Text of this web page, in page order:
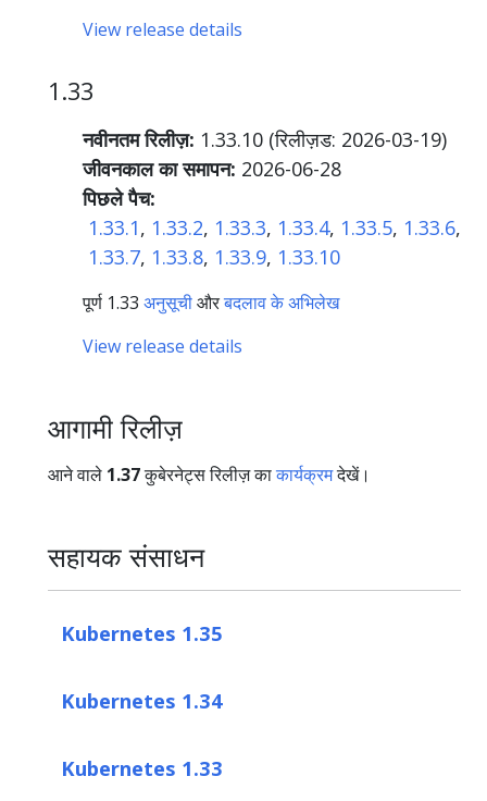
View release details
1.33
नवीनतम रिलीज़: 1.33.10 (रिलीज़ड: 2026-03-19)
जीवनकाल का समापन: 2026-06-28
पिछले पैच:
1.33.1, 1.33.2, 1.33.3, 1.33.4, 1.33.5, 1.33.6,
1.33.7, 1.33.8, 1.33.9, 1.33.10
पूर्ण 1.33 अनुसूचीऔरबदलाव के अभिलेख
View release details
आगामी रिलीज़
आने वाले 1.37कुबेरनेट्स रिलीज़ काकार्यक्रमदेखें।
सहायक संसाधन
Kubernetes 1.35
Kubernetes 1.34
Kubernetes 1.33